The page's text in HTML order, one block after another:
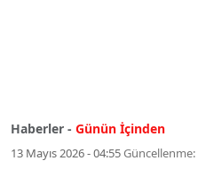
Haberler - Günün İçinden
13 Mayıs 2026 - 04:55Güncellenme: